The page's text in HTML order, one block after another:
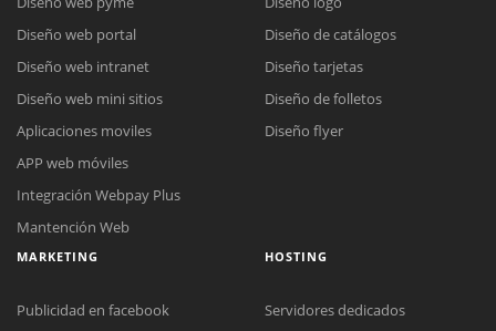
Diseño web portal
Diseño web intranet
Diseño web mini sitios
Aplicaciones moviles
APP web móviles
Integración Webpay Plus
Mantención Web
Diseño de catálogos
Diseño tarjetas
Diseño de folletos
Diseño flyer
MARKETING
Publicidad en facebook
HOSTING
Servidores dedicados